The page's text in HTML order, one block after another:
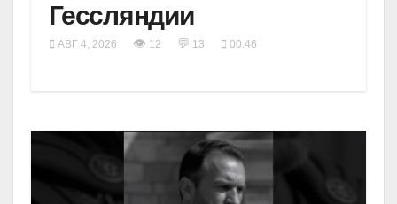
Гессляндии
АВГ 4, 2026 👁 12 💬 13 00:46